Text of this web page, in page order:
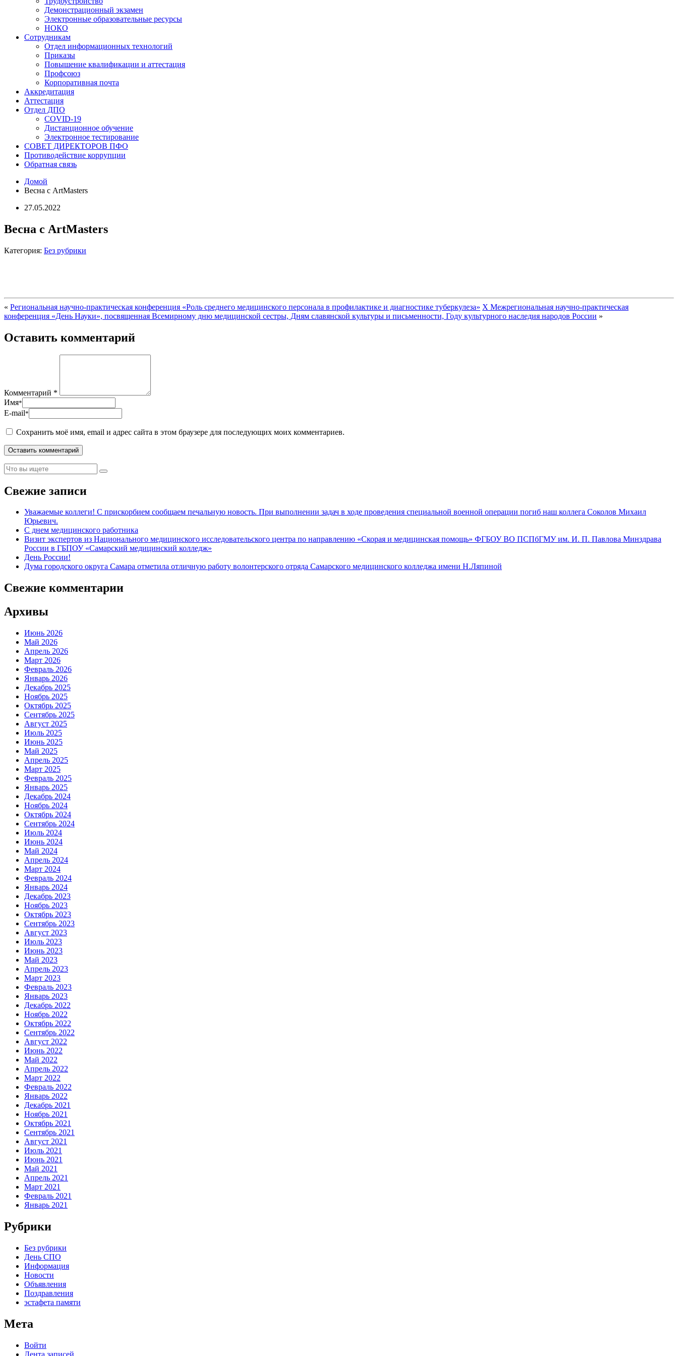
Демонстрационный экзамен
Электронные образовательные ресурсы
НОКО
Сотрудникам
Отдел информационных технологий
Приказы
Повышение квалификации и аттестация
Профсоюз
Корпоративная почта
Аккредитация
Аттестация
Отдел ДПО
COVID-19
Дистанционное обучение
Электронное тестирование
СОВЕТ ДИРЕКТОРОВ ПФО
Противодействие коррупции
Обратная связь
Домой
Весна с ArtMasters
27.05.2022
Весна с ArtMasters
Категория: Без рубрики
« Региональная научно-практическая конференция «Роль среднего медицинского персонала в профилактике и диагностике туберкулеза» X Межрегиональная научно-практическая
конференция «День Науки», посвященная Всемирному дню медицинской сестры, Дням славянской культуры и письменности, Году культурного наследия народов России »
Оставить комментарий
Комментарий *
Имя*
E-mail*
Сохранить моё имя, email и адрес сайта в этом браузере для последующих моих комментариев.
Свежие записи
Уважаемые коллеги! С прискорбием сообщаем печальную новость. При выполнении задач в ходе проведения специальной военной операции погиб наш коллега Соколов Михаил
Юрьевич.
С днем медицинского работника
Визит экспертов из Национального медицинского исследовательского центра по направлению «Скорая и медицинская помощь» ФГБОУ ВО ПСПбГМУ им. И. П. Павлова Минздрава
России в ГБПОУ «Самарский медицинский колледж»
День России!
Дума городского округа Самара отметила отличную работу волонтерского отряда Самарского медицинского колледжа имени Н.Ляпиной
Свежие комментарии
Архивы
Июнь 2026
Май 2026
Апрель 2026
Март 2026
Февраль 2026
Январь 2026
Декабрь 2025
Ноябрь 2025
Октябрь 2025
Сентябрь 2025
Август 2025
Июль 2025
Июнь 2025
Май 2025
Апрель 2025
Март 2025
Февраль 2025
Январь 2025
Декабрь 2024
Ноябрь 2024
Октябрь 2024
Сентябрь 2024
Июль 2024
Июнь 2024
Май 2024
Апрель 2024
Март 2024
Февраль 2024
Январь 2024
Декабрь 2023
Ноябрь 2023
Октябрь 2023
Сентябрь 2023
Август 2023
Июль 2023
Июнь 2023
Май 2023
Апрель 2023
Март 2023
Февраль 2023
Январь 2023
Декабрь 2022
Ноябрь 2022
Октябрь 2022
Сентябрь 2022
Август 2022
Июнь 2022
Май 2022
Апрель 2022
Март 2022
Февраль 2022
Январь 2022
Декабрь 2021
Ноябрь 2021
Октябрь 2021
Сентябрь 2021
Август 2021
Июль 2021
Июнь 2021
Май 2021
Апрель 2021
Март 2021
Февраль 2021
Январь 2021
Рубрики
Без рубрики
День СПО
Информация
Новости
Объявления
Поздравления
эстафета памяти
Мета
Войти
Лента записей